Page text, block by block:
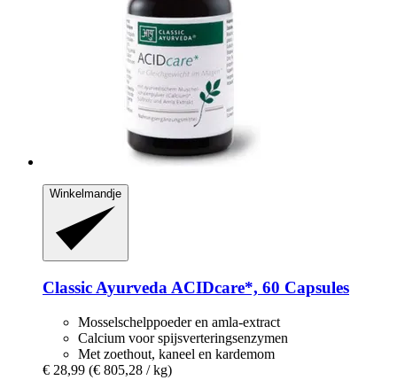
Winkelmandje
Classic Ayurveda ACIDcare*, 60 Capsules
Mosselschelppoeder en amla-extract
Calcium voor spijsverteringsenzymen
Met zoethout, kaneel en kardemom
€ 28,99 (€ 805,28 / kg)